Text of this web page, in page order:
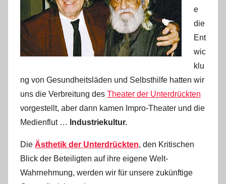
e
die
Ent
wic
klu
ng von Gesundheitsläden und Selbsthilfe hatten wir
uns die Verbreitung des Theater der Unterdrückten
vorgestellt, aber dann kamen Impro-Theater und die
Medienflut …
Industriekultur.
Die Ästhetik der Unterdrückten, den Kritischen
Blick der Beteiligten auf ihre eigene Welt-
Wahrnehmung, werden wir für unsere zukünftige